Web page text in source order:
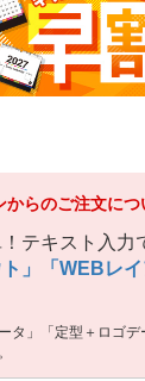
からのご注文につ
テキスト入力
ト」「WEBレ
タ」「定型＋ロゴ